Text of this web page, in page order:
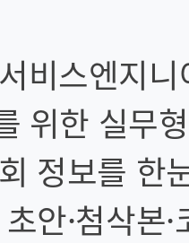
비스엔지
위한 실무
정보를 한
안·첨삭본